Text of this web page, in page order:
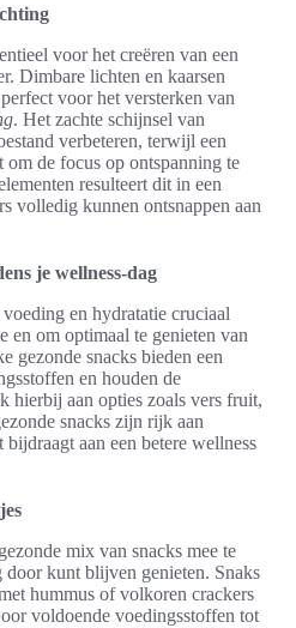
voor het creëren van een
Dimbare lichten en kaarsen
voor het versterken van
. Het zachte schijnsel van
verbeteren, terwijl een
de focus op ontspanning te
resulteert dit in een
volledig kunnen ontsnappen aan
je wellness-dag
en hydratatie cruciaal
en om optimaal te genieten van
gezonde snacks bieden een
en houden de
hierbij aan opties zoals vers fruit,
snacks zijn rijk aan
aan een betere wellness
mix van snacks mee te
door kunt blijven genieten. Snaks
hummus of volkoren crackers
voldoende voedingsstoffen tot